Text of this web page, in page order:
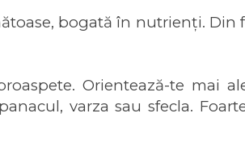
bogată în nutrienți. Din
Orientează-te mai
varza sau sfecla.